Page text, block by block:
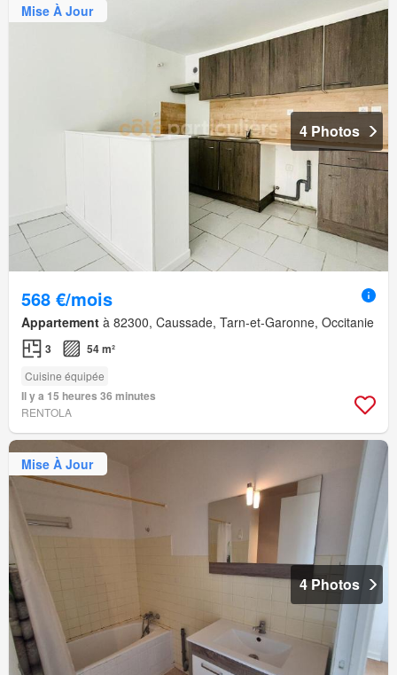
Mise À Jour
4 Photos
568 €/mois
Appartement à 82300, Caussade, Tarn-et-Garonne, Occitanie
3 54 m²
Cuisine équipée
Il y a 15 heures 36 minutes
RENTOLA
Mise À Jour
4 Photos